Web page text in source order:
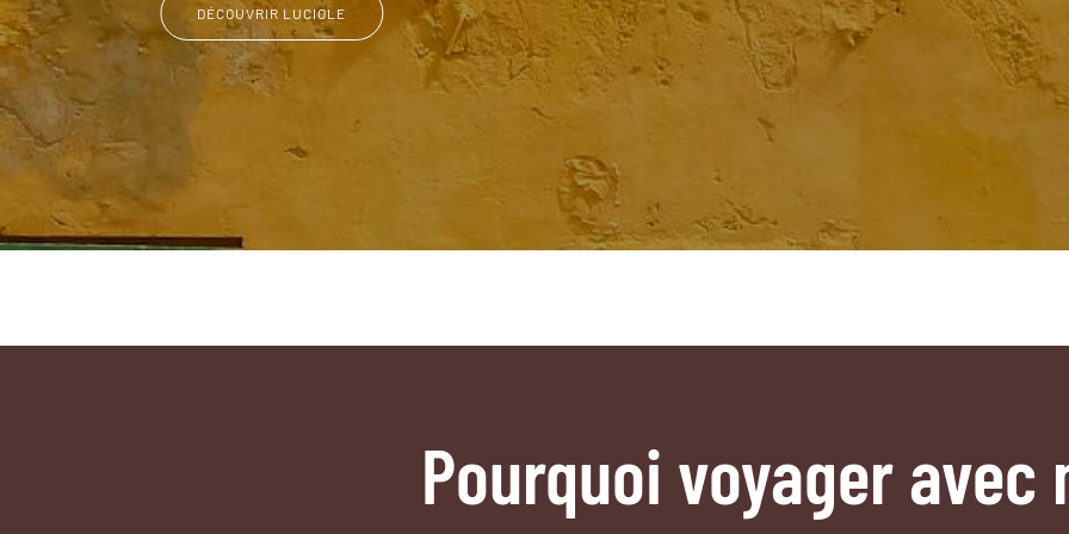
DÉCOUVRIR LUCIOLE
Pourquoi voyager avec